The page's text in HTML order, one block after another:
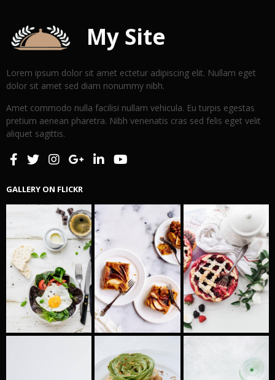
My Site
Lorem ipsum dolor sit amet ectetur adipiscing elit. Nullam eget
dolor sit amet sed diam nonummy nibh.
Amet commodo nulla facilisi nullam vehicula. Eu turpis egestas
pretium aenean pharetra. Nibh venenatis cras sed felis eget velit
aliquet sagittis.
GALLERY ON FLICKR